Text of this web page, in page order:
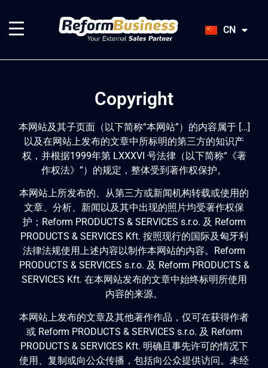
CN
JA
Copyright
本网站及其子页面（以下简称“本网站”）的内容属于 […]
以及在网站上发布的文章中所标明的第三方的知识产
权，并根据1999年第 LXXXVI 号法律（以下简称“《著
作权法》”）的规定，整体受到著作权保护。
本网站上所发布的、从第三方或新闻机构转载或使用的
文章、分析、新闻以及其中出现的照片均受著作权保
护；Reform PRODUCTS & SERVICES s.r.o. 及 Reform
PRODUCTS & SERVICES Kft. 按照现行的国际及匈牙利
法律法规使用上述内容以制作本网站的内容。Reform
PRODUCTS & SERVICES s.r.o. 及 Reform PRODUCTS &
SERVICES Kft. 在本网站发布的文章中始终标明所使用
内容的来源。
本网站上发布的文章及其他著作作品，仅可在获得作者
或 Reform PRODUCTS & SERVICES s.r.o. 及 Reform
PRODUCTS & SERVICES Kft. 明确且事先许可的情况下
使用、复制或向公众传播，包括向公众提供访问。未经